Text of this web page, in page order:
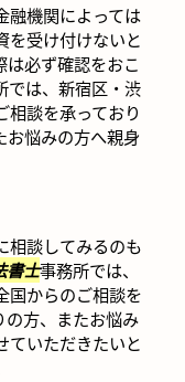
融機関によっては
を受け付けないと
は必ず確認をおこ
では、新宿区・渋
相談を承っており
お悩みの方へ親身
相談してみるのも
書士事務所では、
国からのご相談を
の方、またお悩み
ていただきたいと